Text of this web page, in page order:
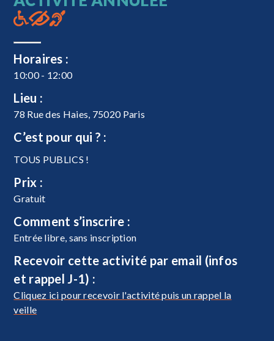
Horaires :
10:00 - 12:00
Lieu :
78 Rue des Haies, 75020 Paris
C’est pour qui ? :
TOUS PUBLICS !
Prix :
Gratuit
Comment s’inscrire :
Entrée libre, sans inscription
Recevoir cette activité par email (infos
et rappel J-1) :
Cliquez ici pour recevoir l'activité puis un rappel la
veille